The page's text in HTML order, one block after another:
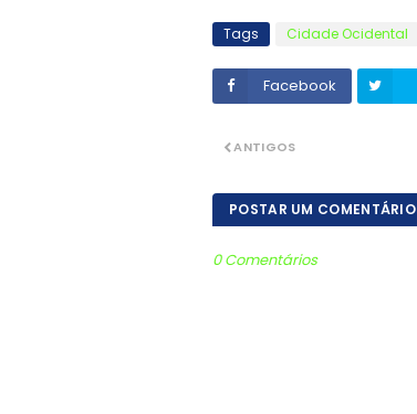
Tags Cidade Ocidental
Facebook
ANTIGOS
POSTAR UM COMENTÁRIO
0 Comentários